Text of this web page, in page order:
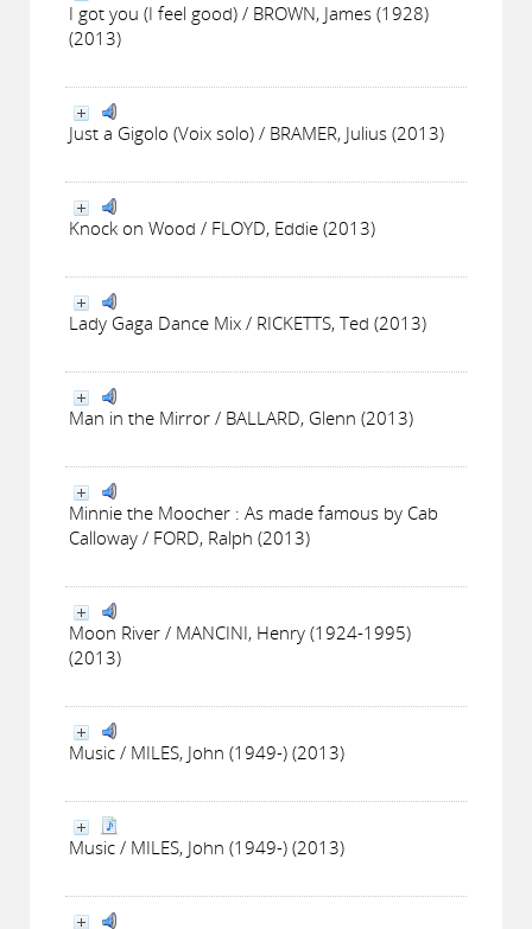
I got you (I feel good) / BROWN, James (1928)
(2013)
Just a Gigolo (Voix solo) / BRAMER, Julius (2013)
Knock on Wood / FLOYD, Eddie (2013)
Lady Gaga Dance Mix / RICKETTS, Ted (2013)
Man in the Mirror / BALLARD, Glenn (2013)
Minnie the Moocher : As made famous by Cab
Calloway / FORD, Ralph (2013)
Moon River / MANCINI, Henry (1924-1995)
(2013)
Music / MILES, John (1949-) (2013)
Music / MILES, John (1949-) (2013)